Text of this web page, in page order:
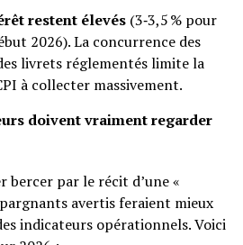
restent élevés(3‑3,5 % pour
2026). La concurrence des
livrets réglementés limite la
à collecter massivement.
doivent vraiment regarder
bercer par le récit d’une «
avertis feraient mieux
indicateurs opérationnels. Voici